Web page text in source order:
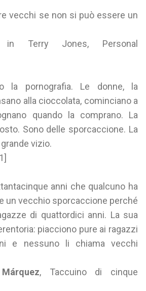
vecchi se non si può essere un
Terry Jones, Personal
la pornografia. Le donne, la
alla cioccolata, cominciano a
quando la comprano. La
Sono delle sporcaccione. La
vizio.
anni che qualcuno ha
un vecchio sporcaccione perché
di quattordici anni. La sua
piacciono pure ai ragazzi
e nessuno li chiama vecchi
, Taccuino di cinque